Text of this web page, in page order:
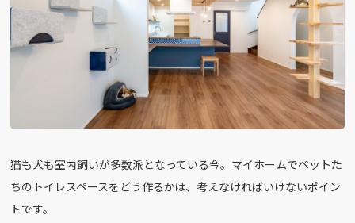
猫も犬も室内飼いが多数派となっている今。マイホームでペットた
ちのトイレスペースをどう作るかは、考えなければいけないポイン
トです。